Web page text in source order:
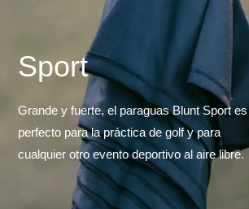
Sport
Grande y fuerte, el paraguas Blunt Sport es
perfecto para la práctica de golf y para
cualquier otro evento deportivo al aire libre.